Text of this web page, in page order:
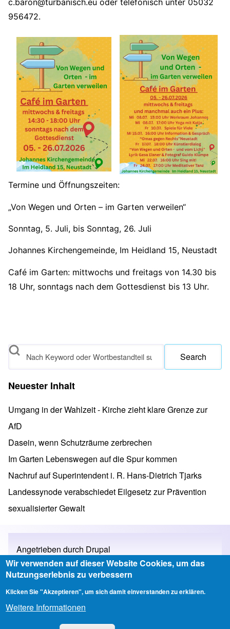
956472.
Termine und Öffnungszeiten:
„Von Wegen und Orten – im Garten verweilen“
Sonntag, 5. Juli, bis Sonntag, 26. Juli
Johannes Kirchengemeinde, Im Heidland 15, Neustadt
Café im Garten: mittwochs und freitags von 14.30 bis
18 Uhr, sonntags nach dem Gottesdienst bis 13 Uhr.
Search
Neuester Inhalt
Umgang in der Wahlzeit - Kirche zieht klare Grenze zur
AfD
Dasein, wenn Schutzräume zerbrechen
Im Garten Lebenswegen auf die Spur kommen
Nachruf auf Superintendent i. R. Hans-Dietrich Tjarks
Landessynode verabschiedet Eilgesetz zur Prävention
sexualisierter Gewalt
Angetrieben durch Drupal
Footer menu
Impressum
Wir verwenden auf dieser Website Cookies, um das
Nutzungserlebnis zu verbessern
Klicken Sie "Akzeptieren", um sich damit einverstanden zu erklären.
Weitere Informationen